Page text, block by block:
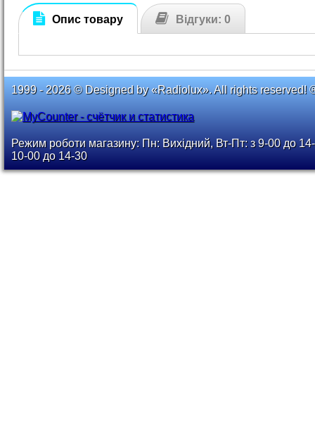
Опис товару Відгуки: 0
1999 - 2026 © Designed by «Radiolux». All rights reserved!
Режим роботи магазину: Пн: Вихідний, Вт-Пт: з 9-00 до
10-00 до 14-30